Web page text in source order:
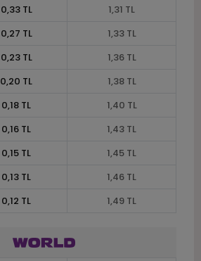
0,33 TL
1,31 TL
0,27 TL
1,33 TL
0,23 TL
1,36 TL
0,20 TL
1,38 TL
0,18 TL
1,40 TL
0,16 TL
1,43 TL
0,15 TL
1,45 TL
0,13 TL
1,46 TL
0,12 TL 1,49 TL